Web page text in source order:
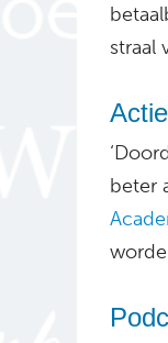
straal
beter